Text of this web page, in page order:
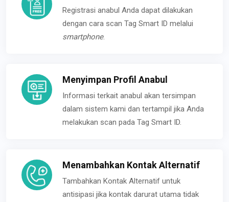
Registrasi anabul Anda dapat dilakukan
dengan cara scan Tag Smart ID melalui
smartphone.
Menyimpan Profil Anabul
Informasi terkait anabul akan tersimpan
dalam sistem kami dan tertampil jika Anda
melakukan scan pada Tag Smart ID.
Menambahkan Kontak Alternatif
Tambahkan Kontak Alternatif untuk
antisipasi jika kontak darurat utama tidak